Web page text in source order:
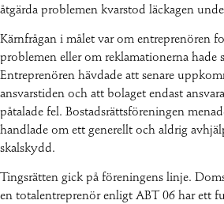
åtgärda problemen kvarstod läckagen
Kärnfrågan i målet var om entreprenören
problemen eller om reklamationerna hade
Entreprenören hävdade att senare
ansvarstiden och att bolaget endast
påtalade fel. Bostadsrättsföreningen
handlade om ett generellt och aldrig
skalskydd.
Tingsrätten gick på föreningens linje.
en totalentreprenör enligt ABT 06 har ett